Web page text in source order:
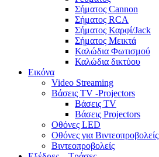
Σήματος Cannon
Σήματος RCA
Σήματος Καρφί/Jack
Σήματος Μεικτά
Καλώδια Φωτισμού
Καλώδια δικτύου
Εικόνα
Video Streaming
Βάσεις TV -Projectors
Βάσεις TV
Βάσεις Projectors
Οθόνες LED
Οθόνες για Βιντεοπροβολείς
Βιντεοπροβολείς